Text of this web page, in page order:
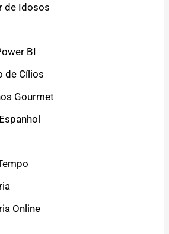
de Idosos
BI
de Cílios
Gourmet
Online